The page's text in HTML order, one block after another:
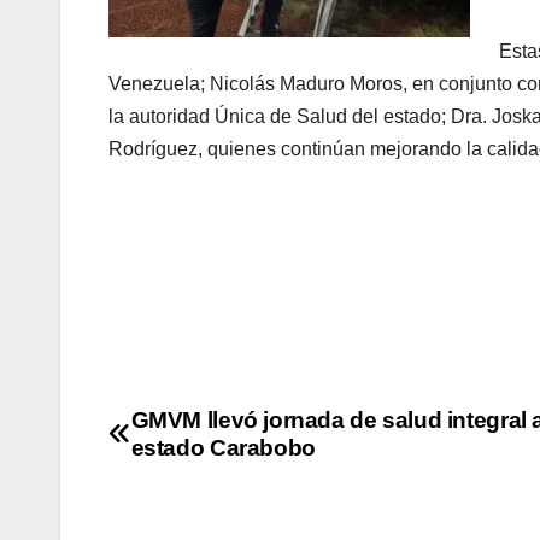
Venezuela; Nicolás Maduro Moros, en conjunto
la autoridad Única de Salud del estado; Dra.
Rodríguez, quienes continúan mejorando la
GMVM llevó jornada de salud integral
estado Carabobo